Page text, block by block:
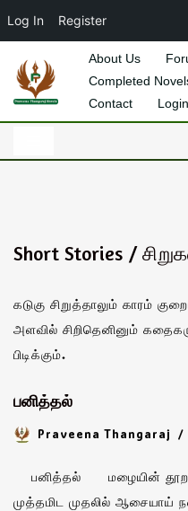
Log In Register
Skip
About Us
Completed
Contact
Login
Short Stories /
கடுகு சிறுத்தாலும் காரம்
அளவில் சிறிதெனினும்
பிடிக்கும்.
பனித்தல்
Praveena Thangaraj
பனித்தல் மழையின் தூறல்
முத்தமிட முதலில் ஆசையாய்